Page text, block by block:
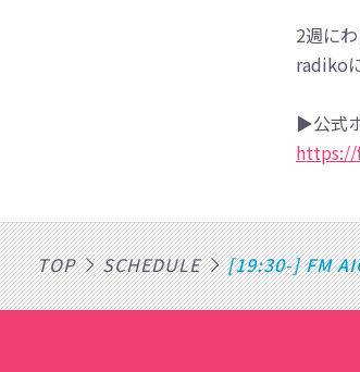
2週に
radiko
▶公式
https://
TOP SCHEDULE [19:30-] FM